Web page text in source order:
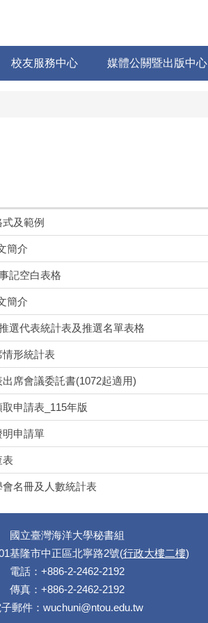
校友服務中心 媒體公關暨出版中心
及範例
簡介
記空白表格
簡介
選代表統計表及推選名單表格
形統計表
席會議委託書(1072起適用)
申請表_115年版
申請單
表
名冊及人數統計表
國立臺灣海洋大學秘書組
基隆市中正區北寧路2號(行政大樓二樓)
電話：+886-2-2462-2192
傳真：+886-2-2462-2192
郵件： wuchuni@ntou.edu.tw